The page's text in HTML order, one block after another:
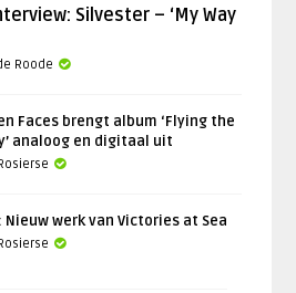
Silvester – ‘My Way
Roode
Faces brengt album ‘Flying the
analoog en digitaal uit
werk van Victories at Sea